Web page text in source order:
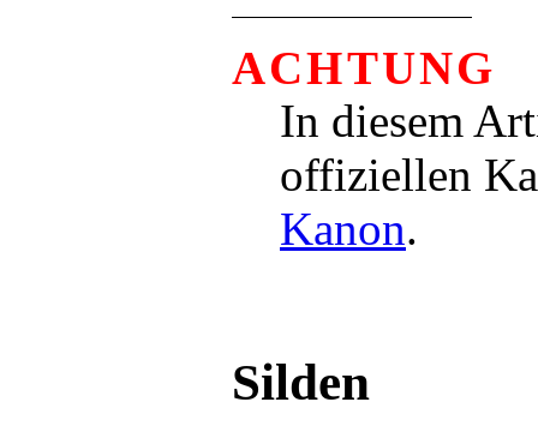
ACHTUNG
In diesem
offiziellen
Kanon.
Silden